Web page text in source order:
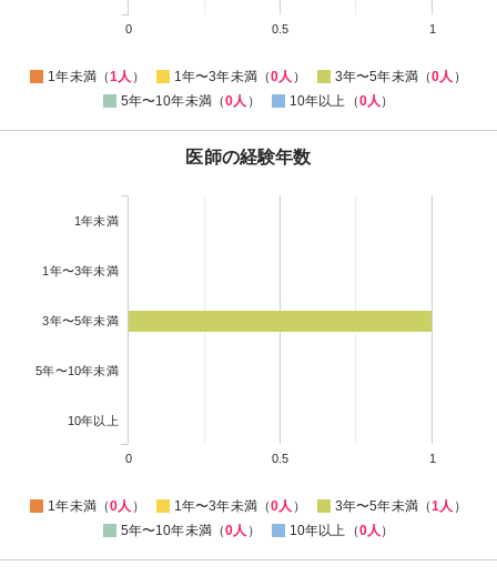
0 0.5 1
1年未満（1人 ） 1年〜3年未満（0人 ） 3年〜5年未満（0人 ）
5年〜10年未満（0人 ） 10年以上（0人 ）
医師の経験年数
1年未満
1年〜3年未満
3年〜5年未満
5年〜10年未満
10年以上
0 0.5 1
1年未満（0人 ） 1年〜3年未満（0人 ） 3年〜5年未満（1人 ）
5年〜10年未満（0人 ） 10年以上（0人 ）